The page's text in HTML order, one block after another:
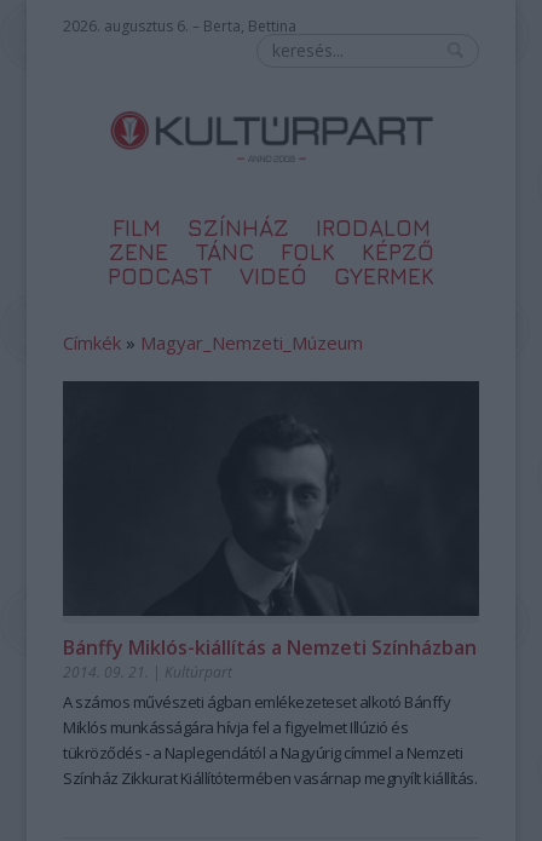
2026. augusztus 6. – Berta, Bettina
FILM SZÍNHÁZ
IRODALOM
ZENE
TÁNC FOLK
KÉPZŐ
PODCAST
VIDEÓ GYERMEK
Címkék » Magyar_Nemzeti_Múzeum
Bánffy Miklós-kiállítás a Nemzeti Színházban
2014. 09. 21. | Kultúrpart
A számos művészeti ágban emlékezeteset alkotó Bánffy
Miklós munkásságára hívja fel a figyelmet Illúzió és
tükröződés - a Naplegendától a Nagyúrigcímmel a Nemzeti
Színház Zikkurat Kiállítótermébenvasárnap megnyílt kiállítás.